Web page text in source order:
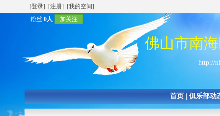
[登录] [注册]
[我的空间]
粉丝 0人 加关注
佛山市南
http://
首页 俱乐部动